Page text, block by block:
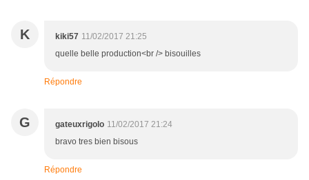
K kiki57 11/02/2017 21:25
quelle belle production<br /> bisouilles
Répondre
G gateuxrigolo 11/02/2017 21:24
bravo tres bien bisous
Répondre